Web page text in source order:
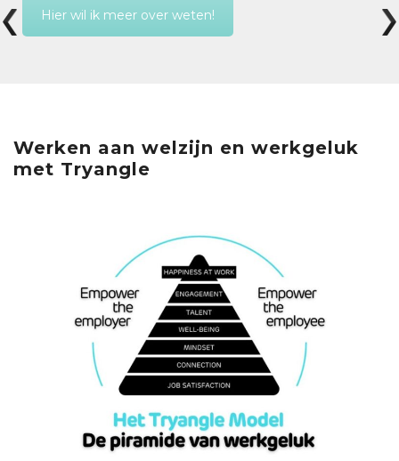
Hier wil ik meer over weten!
Werken aan welzijn en werkgeluk
met Tryangle